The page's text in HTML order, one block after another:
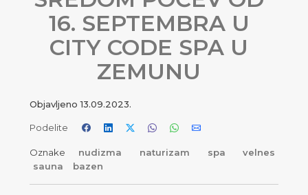
16. SEPTEMBRA U
CITY CODE SPA U
ZEMUNU
Objavljeno13.09.2023.
Podelite
Oznake nudizma naturizam spa
velnes
sauna
bazen